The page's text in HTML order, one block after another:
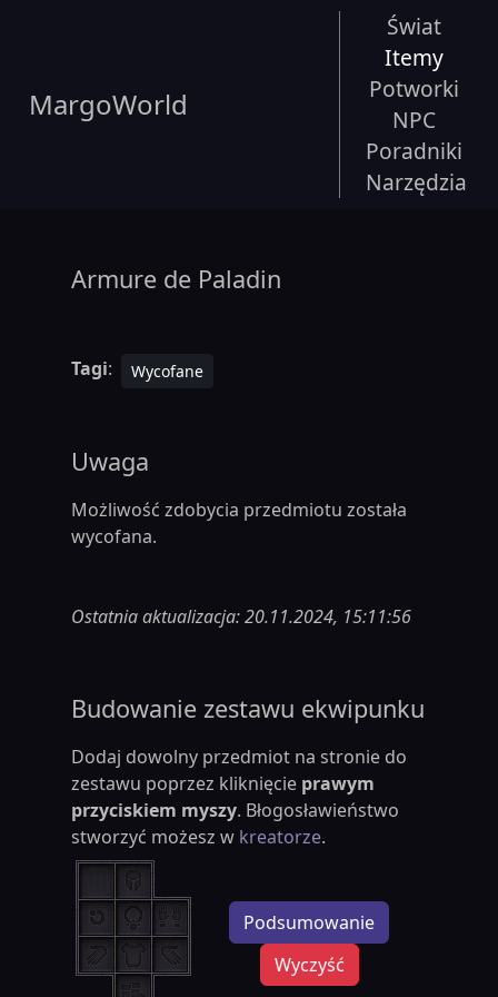
MargoWorld
Świat
Itemy
Potworki
NPC
Poradniki
Narzędzia
Armure de Paladin
Tagi: Wycofane
Uwaga
Możliwość zdobycia przedmiotu została
wycofana.
Ostatnia aktualizacja: 20.11.2024, 15:11:56
Budowanie zestawu ekwipunku
Dodaj dowolny przedmiot na stronie do
zestawu poprzez kliknięcie prawym
przyciskiem myszy. Błogosławieństwo
stworzyć możesz w kreatorze.
Podsumowanie
Wyczyść